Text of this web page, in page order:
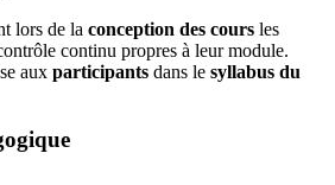
lors de la conception des cours les
continu propres à leur module.
aux participants dans le syllabus du